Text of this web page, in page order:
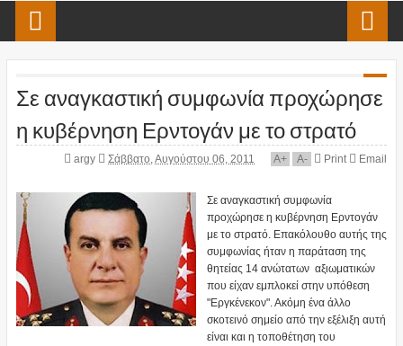
Σε αναγκαστική συμφωνία προχώρησε
η κυβέρνηση Ερντογάν με το στρατό
argy Σάββατο, Αυγούστου 06, 2011 A+ A- Print Email
Σε αναγκαστική συμφωνία
προχώρησε η κυβέρνηση Ερντογάν
με το στρατό. Επακόλουθο αυτής της
συμφωνίας ήταν η παράταση της
θητείας 14 ανώτατων αξιωματικών
που είχαν εμπλοκεί στην υπόθεση
"Εργκένεκον". Ακόμη ένα άλλο
σκοτεινό σημείο από την εξέλιξη αυτή
είναι και η τοποθέτηση του